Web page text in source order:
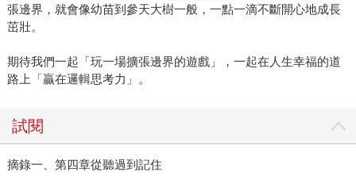
張邊界，就會像幼苗到參天大樹一般，一點一滴不斷開心地成長
茁壯。
期待我們一起「玩一場擴張邊界的遊戲」，一起在人生幸福的道
路上「贏在邏輯思考力」。
試閱
摘錄一、第四章從聽過到記住